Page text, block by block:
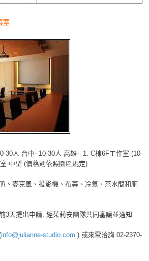
室
30人 台中- 10-30人 高雄- 1. C棟6F工作室 (10-
-中型 (價格則依照園區規定)
、麥克風、投影機、布幕、冷氣、茶水間和廁
3天提出申請, 經茱莉安團隊共同審議並通知
info@julianne-studio.com ) 或來電洽詢 02-2370-